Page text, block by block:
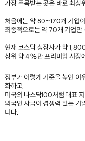
가장 주목받는 곳은 바로 최상
처음에는 약 80~170개 기업
최종적으로는 약 70개 기업만
현재 코스닥 상장사가 약
상위 약 4%만 프리미엄 시장
정부가 이렇게 기준을 높인 이
화하고,
미국의 나스닥100처럼 대표
외국인 자금이 경쟁력 있는 기
니다.